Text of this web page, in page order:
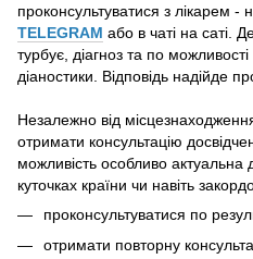
проконсультуватися з лікарем -
TELEGRAM або в чаті на саті.
турбує, діагноз та по
діаностики. Відповідь надійде
Незалежно від
отримати консультацію
можливість особливо актуальна
куточках країни чи навіть
проконсультуватися по
отримати повторну